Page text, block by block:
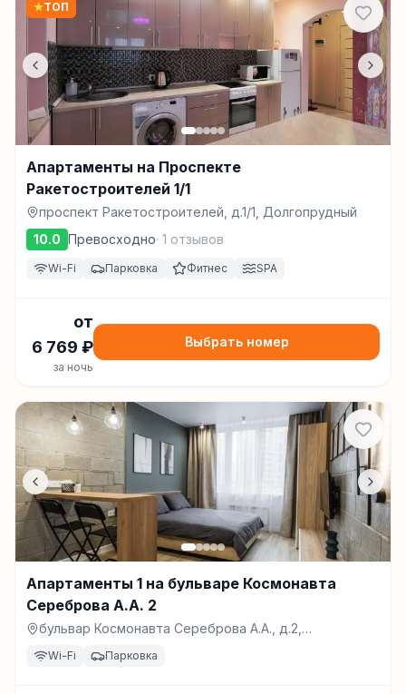
★ТОП
Апартаменты на Проспекте
Ракетостроителей 1/1
проспект Ракетостроителей, д.1/1, Долгопрудный
10.0 Превосходно· 1 отзывов
Wi-Fi Парковка Фитнес SPA
от
6 769 ₽
за ночь
Выбрать номер
Апартаменты 1 на бульваре Космонавта
Сереброва А.А. 2
бульвар Космонавта Сереброва А.А., д.2,
Wi-Fi Парковка